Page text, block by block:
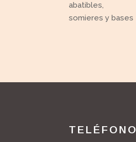
abatibles,
somieres y bases
TELÉFONO